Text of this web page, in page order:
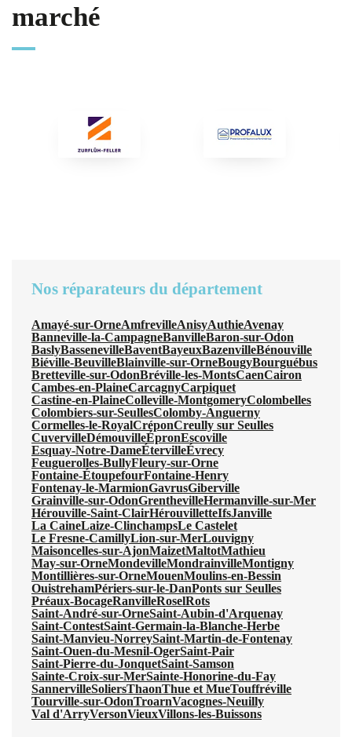
marché
Nos réparateurs du département
Amayé-sur-OrneAmfrevilleAnisyAuthieAvenay
Banneville-la-CampagneBanvilleBaron-sur-Odon
BaslyBassenevilleBaventBayeuxBazenvilleBénouville
Biéville-BeuvilleBlainville-sur-OrneBougyBourguébus
Bretteville-sur-OdonBréville-les-MontsCaenCairon
Cambes-en-PlaineCarcagnyCarpiquet
Castine-en-PlaineColleville-MontgomeryColombelles
Colombiers-sur-SeullesColomby-Anguerny
Cormelles-le-RoyalCréponCreully sur Seulles
CuvervilleDémouvilleÉpronEscoville
Esquay-Notre-DameÉtervilleÉvrecy
Feuguerolles-BullyFleury-sur-Orne
Fontaine-ÉtoupefourFontaine-Henry
Fontenay-le-MarmionGavrusGiberville
Grainville-sur-OdonGrenthevilleHermanville-sur-Mer
Hérouville-Saint-ClairHérouvilletteIfsJanville
La CaineLaize-ClinchampsLe Castelet
Le Fresne-CamillyLion-sur-MerLouvigny
Maisoncelles-sur-AjonMaizetMaltotMathieu
May-sur-OrneMondevilleMondrainvilleMontigny
Montillières-sur-OrneMouenMoulins-en-Bessin
OuistrehamPériers-sur-le-DanPonts sur Seulles
Préaux-BocageRanvilleRoselRots
Saint-André-sur-OrneSaint-Aubin-d'Arquenay
Saint-ContestSaint-Germain-la-Blanche-Herbe
Saint-Manvieu-NorreySaint-Martin-de-Fontenay
Saint-Ouen-du-Mesnil-OgerSaint-Pair
Saint-Pierre-du-JonquetSaint-Samson
Sainte-Croix-sur-MerSainte-Honorine-du-Fay
SannervilleSoliersThaonThue et MueTouffréville
Tourville-sur-OdonTroarnVacognes-Neuilly
Val d'ArryVersonVieuxVillons-les-Buissons